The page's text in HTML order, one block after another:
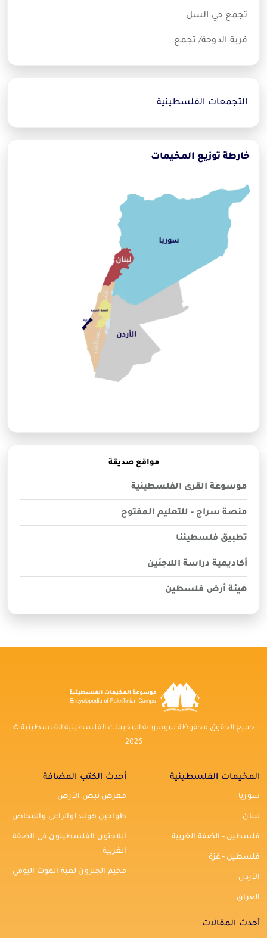
تجمع حي السل
قرية الدوحة/ تجمع
التجمعات الفلسطينية
خارطة توزيع المخيمات
مواقع صديقة
موسوعة القرى الفلسطينية
منصة سراج - للتعليم المفتوح
تطبيق فلسطيننا
أكاديمية دراسة اللاجئين
هيئة أرض فلسطين
جميع الحقوق محفوظة لموسوعة المخيمات الفلسطينية الفلسطينية ©
2026
المخيمات الفلسطينية
سوريا
لبنان
فلسطين - الضفة الغربية
فلسطين - غزة
الأردن
العراق
أحدث الكتب المضافة
معرض نبض الأرض
طواحين هولنداوالراعي والمخاض
اللاجئون الفلسطينون في الضفة
الغربية
مخيم الجلزون لعبة الموت اليومي
أحدث المقالات